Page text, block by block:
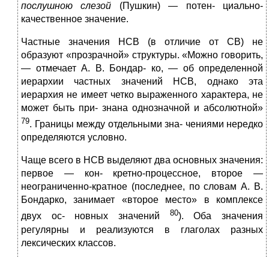
послушною слезой (Пушкин) — потен- циально-
качественное значение.
Частные значения НСВ (в отличие от СВ) не
образуют «прозрачной» структуры. «Можно говорить,
— отмечает А. В. Бондар- ко, — об определенной
иерархии частных значений НСВ, однако эта
иерархия не имеет четко выраженного характера, не
может быть при- знана однозначной и абсолютной»
79. Границы между отдельными зна- чениями нередко
определяются условно.
Чаще всего в НСВ выделяют два основных значения:
первое — кон- кретно-процессное, второе —
неограниченно-кратное (последнее, по словам А. В.
Бондарко, занимает «второе место» в комплексе
двух ос- новных значений 80). Оба значения
регулярны и реализуются в глаголах разных
лексических классов.